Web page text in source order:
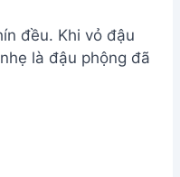
đều. Khi vỏ đậu
là đậu phộng đã